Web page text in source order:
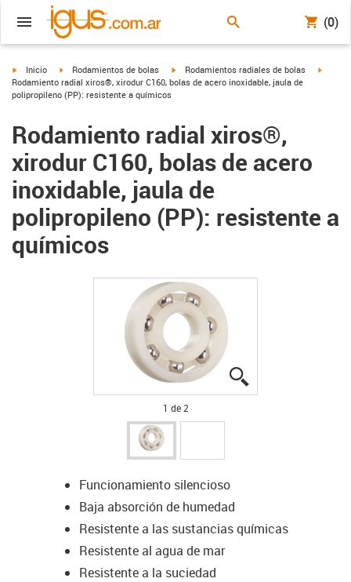
(0)
igus-icon-arrow-right
Inicio igus-icon-arrow-right
Rodamientos de bolas igus-icon-arrow-right
Rodamientos radiales de bolas
Rodamiento radial xiros®, xirodur C160, bolas de acero inoxidable, jaula de
polipropileno (PP): resistente a químicos
Rodamiento radial xiros®,
xirodur C160, bolas de acero
inoxidable, jaula de
polipropileno (PP): resistente a
químicos
1 de 2
Funcionamiento silencioso
Baja absorción de humedad
Resistente a las sustancias químicas
Resistente al agua de mar
Resistente a la suciedad